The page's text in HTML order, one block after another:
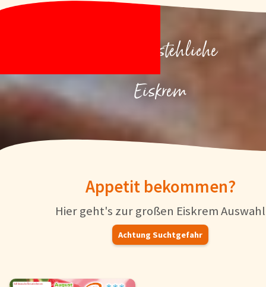
Unwiderstehliche
Eiskrem
Appetit bekommen?
Hier geht's zur großen Eiskrem Auswahl
Achtung Suchtgefahr